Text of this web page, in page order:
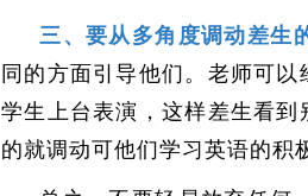
三、要从多角度调动差生
同的方面引导他们。老师可
学生上台表演，这样差生看
的就调动可他们学习英语的积